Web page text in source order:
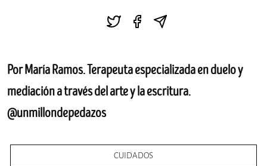
Por María Ramos. Terapeuta especializada en duelo y
mediación a través del arte y la escritura.
@unmillondepedazos
CUIDADOS